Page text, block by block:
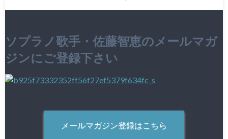
ソプラノ歌手・佐藤智恵のメールマガ
ジンにご登録下さい
メールマガジン登録はこちら